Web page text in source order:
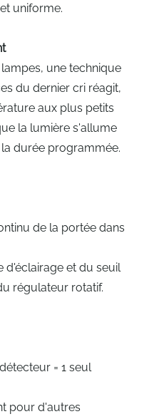
uniforme.
une technique
du dernier cri réagit,
aux plus petits
la lumière s'allume
durée programmée.
de la portée dans
d'éclairage et du seuil
régulateur rotatif.
= 1 seul
pour d'autres